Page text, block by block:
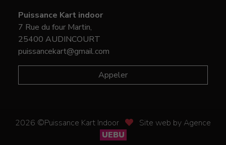
Puissance Kart indoor
7 Rue du four Martin,
25400 AUDINCOURT
puissancekart@gmail.com
Appeler
2026 ©Puissance Kart Indoor
Site web by Agence
UEBU